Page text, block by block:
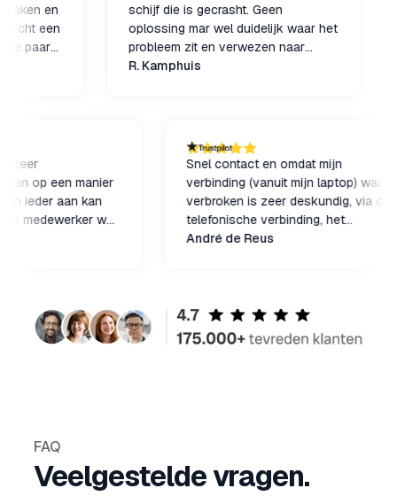
en
een
schijf die is gecrasht. Geen
oplossing mar wel duidelijk waar het
probleem zit en verwezen naar
iemand die wellicht de harde schijf
R. Kamphuis
is zeer
Ik ben op een manier
ik een ieder aan kan
medewerker was
Snel contact en omdat mijn
verbinding (vanuit mijn laptop)
verbroken is zeer deskundig,
telefonische verbinding, het
probleem opgelost! Net als
André de Reus
FAQ
Veelgestelde vragen.